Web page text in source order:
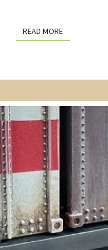
READ MOREREAD MORE